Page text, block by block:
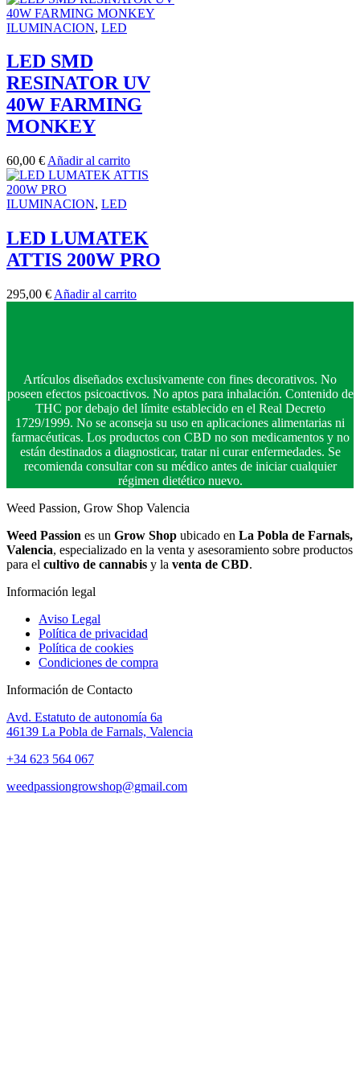
ILUMINACION, LED
LED SMD
RESINATOR UV
40W FARMING
MONKEY
60,00 € Añadir al carrito
ILUMINACION, LED
LED LUMATEK
ATTIS 200W PRO
295,00 € Añadir al carrito
Artículos diseñados exclusivamente con fines decorativos. No
poseen efectos psicoactivos. No aptos para inhalación. Contenido de
THC por debajo del límite establecido en el Real Decreto
1729/1999. No se aconseja su uso en aplicaciones alimentarias ni
farmacéuticas. Los productos con CBD no son medicamentos y no
están destinados a diagnosticar, tratar ni curar enfermedades. Se
recomienda consultar con su médico antes de iniciar cualquier
régimen dietético nuevo.
Weed Passion, Grow Shop Valencia
Weed Passion es un Grow Shop ubicado en La Pobla de Farnals,
Valencia, especializado en la venta y asesoramiento sobre productos
para el cultivo de cannabis y la venta de CBD.
Información legal
Aviso Legal
Política de privacidad
Política de cookies
Condiciones de compra
Información de Contacto
Avd. Estatuto de autonomía 6a
46139 La Pobla de Farnals, Valencia
+34 623 564 067
weedpassiongrowshop@gmail.com